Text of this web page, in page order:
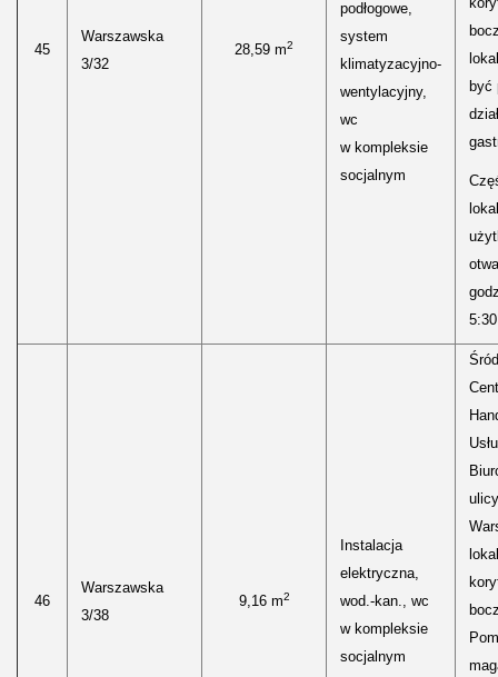
45
Warszawska
3/32
28,59 m2
podłogowe,
system
klimatyzacyjno-
wentylacyjny,
wc
w kompleksie
socjalnym
być
46
Warszawska
3/38
9,16 m2
Instalacja
elektryczna,
wod.-kan., wc
w kompleksie
socjalnym
ulicy